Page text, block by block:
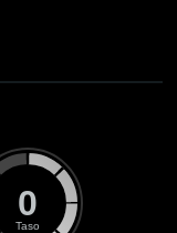
0
Taso